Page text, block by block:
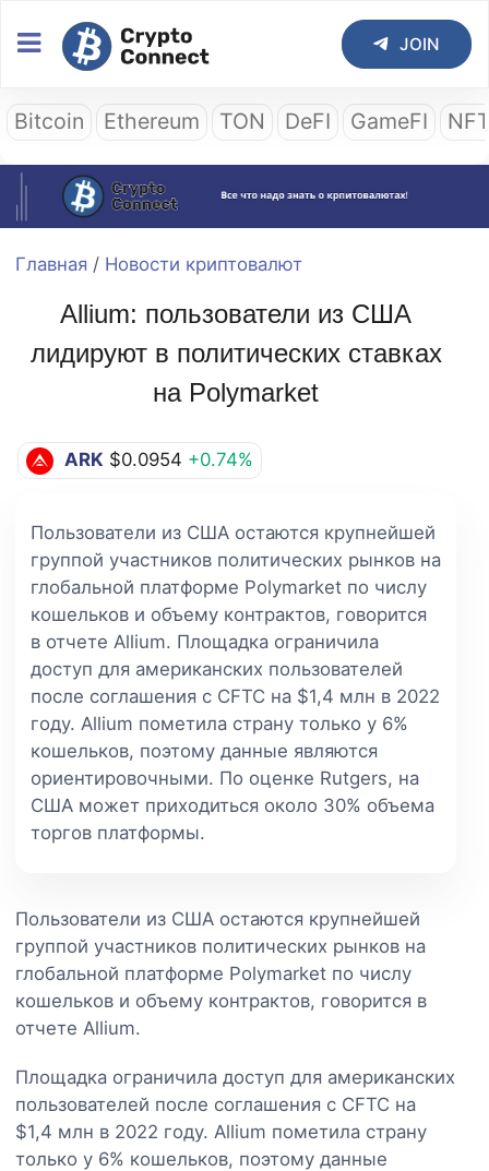
JOIN
Bitcoin Ethereum TON DeFI GameFI
Главная / Новости криптовалют
Allium: пользователи из США
лидируют в политических ставках
на Polymarket
ARK $0.0954 +0.74%
Пользователи из США остаются крупнейшей
группой участников политических рынков на
глобальной платформе Polymarket по числу
кошельков и объему контрактов, говорится
в отчете Allium. Площадка ограничила
доступ для американских пользователей
после соглашения с CFTC на $1,4 млн в 2022
году. Allium пометила страну только у 6%
кошельков, поэтому данные являются
ориентировочными. По оценке Rutgers, на
США может приходиться около 30% объема
торгов платформы.
Пользователи из США остаются крупнейшей
группой участников политических рынков на
глобальной платформе Polymarket по числу
кошельков и объему контрактов, говорится в
отчете Allium.
Площадка ограничила доступ для американских
пользователей после соглашения с CFTC на
$1,4 млн в 2022 году. Allium пометила страну
только у 6% кошельков, поэтому данные